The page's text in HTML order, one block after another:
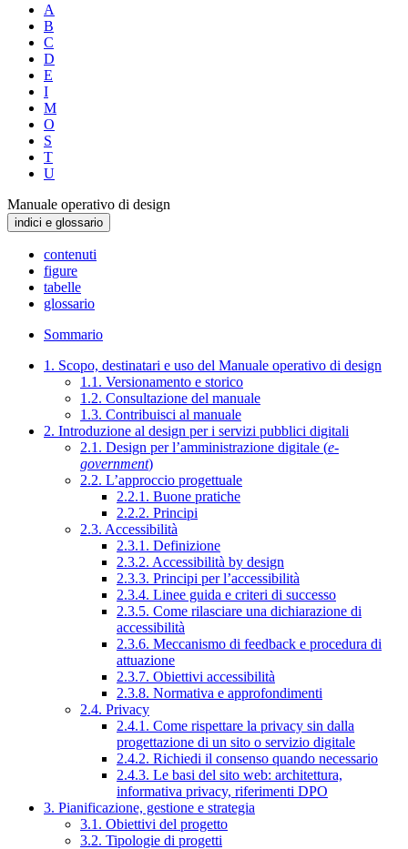
A
B
C
D
E
I
M
O
S
T
U
Manuale operativo di design
indici e glossario
contenuti
figure
tabelle
glossario
Sommario
1. Scopo, destinatari e uso del Manuale operativo di design
1.1. Versionamento e storico
1.2. Consultazione del manuale
1.3. Contribuisci al manuale
2. Introduzione al design per i servizi pubblici digitali
2.1. Design per l’amministrazione digitale (e-
government)
2.2. L’approccio progettuale
2.2.1. Buone pratiche
2.2.2. Principi
2.3. Accessibilità
2.3.1. Definizione
2.3.2. Accessibilità by design
2.3.3. Principi per l’accessibilità
2.3.4. Linee guida e criteri di successo
2.3.5. Come rilasciare una dichiarazione di
accessibilità
2.3.6. Meccanismo di feedback e procedura di
attuazione
2.3.7. Obiettivi accessibilità
2.3.8. Normativa e approfondimenti
2.4. Privacy
2.4.1. Come rispettare la privacy sin dalla
progettazione di un sito o servizio digitale
2.4.2. Richiedi il consenso quando necessario
2.4.3. Le basi del sito web: architettura,
informativa privacy, riferimenti DPO
3. Pianificazione, gestione e strategia
3.1. Obiettivi del progetto
3.2. Tipologie di progetti